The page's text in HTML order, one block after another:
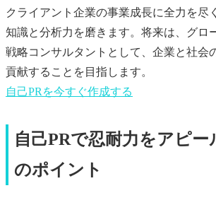
クライアント企業の事業成長に全力を尽
知識と分析力を磨きます。将来は、グロ
戦略コンサルタントとして、企業と社会
貢献することを目指します。
自己PR を今すぐ作成する
自己PRで忍耐力をアピー
のポイント